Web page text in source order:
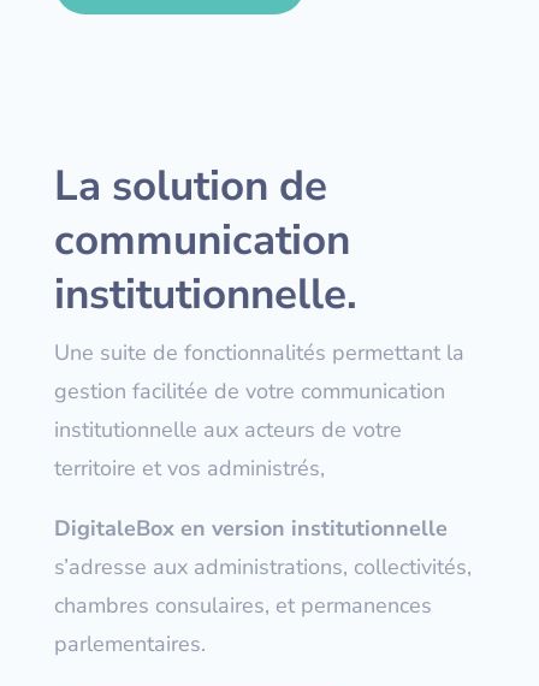
La solution de
communication
institutionnelle.
Une suite de fonctionnalités permettant la
gestion facilitée de votre communication
institutionnelle aux acteurs de votre
territoire et vos administrés,
DigitaleBox en version institutionnelle
s’adresse aux administrations, collectivités,
chambres consulaires, et permanences
parlementaires.